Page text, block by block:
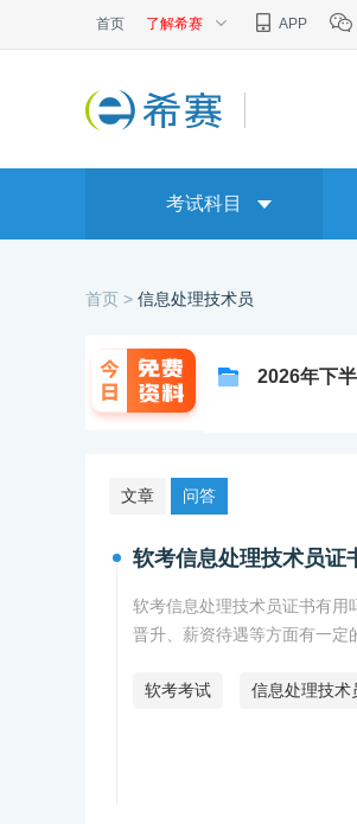
首页 了解希赛 APP
考试科目
首页 > 信息处理技术员
2026年下
文章 问答
软考信息处理技术员证
软考信息处理技术员证书有用
晋升、薪资待遇等方面有一定
软考考试 信息处理技术